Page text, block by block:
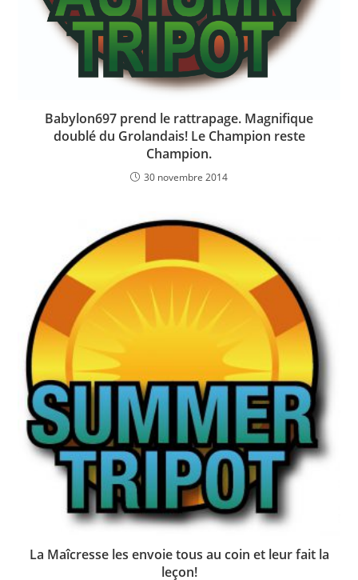
Babylon697 prend le rattrapage. Magnifique
doublé du Grolandais! Le Champion reste
Champion.
30 novembre 2014
La Maîcresse les envoie tous au coin et leur fait la
leçon!